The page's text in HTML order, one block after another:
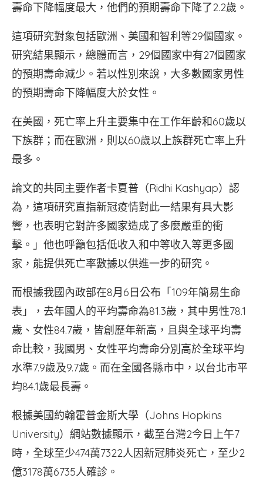
壽命下降幅度最大，他們的預期壽命下降了2.2歲。
這項研究對象包括歐洲、美國和智利等29個國家。
研究結果顯示，總體而言，29個國家中有27個國家
的預期壽命減少。若以性別來說，大多數國家男性
的預期壽命下降幅度大於女性。
在美國，死亡率上升主要集中在工作年齡和60歲以
下族群；而在歐洲，則以60歲以上族群死亡率上升
最多。
論文的共同主要作者卡夏普（Ridhi Kashyap）認
為，這項研究直指新冠疫情對此一結果有具大影
響，也表明它對許多國家造成了多麼嚴重的衝
擊。」他也呼籲包括低收入和中等收入等更多國
家，能提供死亡率數據以供進一步的研究。
而根據我國內政部在8月6日公布「109年簡易生命
表」，去年國人的平均壽命為81.3歲，其中男性78.1
歲、女性84.7歲，皆創歷年新高，且與全球平均壽
命比較，我國男、女性平均壽命分別高於全球平均
水準7.9歲及9.7歲。而在全國各縣市中，以台北市平
均84.1歲最長壽。
根據美國約翰霍普金斯大學（Johns Hopkins
University）網站數據顯示，截至台灣2今日上午7
時，全球至少474萬7322人因新冠肺炎死亡，至少2
億3178萬6735人確診。